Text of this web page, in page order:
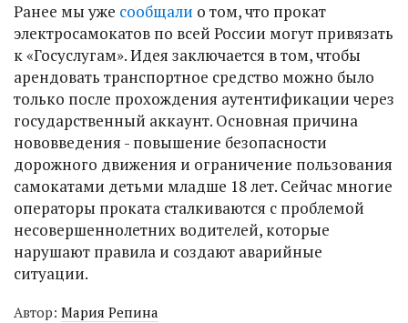
Ранее мы уже сообщали о том, что прокат
электросамокатов по всей России могут привязать
к «Госуслугам». Идея заключается в том, чтобы
арендовать транспортное средство можно было
только после прохождения аутентификации через
государственный аккаунт. Основная причина
нововведения - повышение безопасности
дорожного движения и ограничение пользования
самокатами детьми младше 18 лет. Сейчас многие
операторы проката сталкиваются с проблемой
несовершеннолетних водителей, которые
нарушают правила и создают аварийные
ситуации.
Автор: Мария Репина